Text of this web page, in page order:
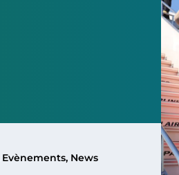
Evènements, News